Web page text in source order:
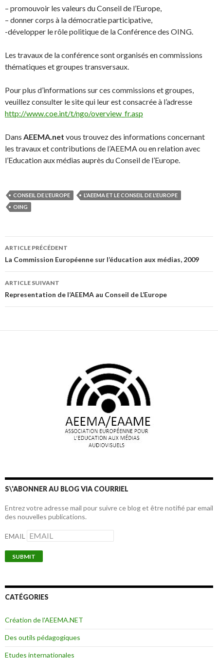
– promouvoir les valeurs du Conseil de l’Europe,
– donner corps à la démocratie participative,
-développer le rôle politique de la Conférence des OING.
Les travaux de la conférence sont organisés en commissions
thématiques et groupes transversaux.
Pour plus d’informations sur ces commissions et groupes,
veuillez consulter le site qui leur est consacrée à l’adresse
http://www.coe.int/t/ngo/overview_fr.asp
Dans AEEMA.net vous trouvez des informations concernant
les travaux et contributions de l’AEEMA ou en relation avec
l’Education aux médias auprès du Conseil de l’Europe.
CONSEIL DE L'EUROPE
L'AEEMA ET LE CONSEIL DE L'EUROPE
OING
Navigation
des
articles
ARTICLE PRÉCÉDENT
La Commission Européenne sur l’éducation aux médias, 2009
ARTICLE SUIVANT
Representation de l’AEEMA au Conseil de L’Europe
S\'ABONNER AU BLOG VIA COURRIEL
Entrez votre adresse mail pour suivre ce blog et être notifié par email
des nouvelles publications.
EMAIL
CATÉGORIES
Création de l'AEEMA.NET
Des outils pédagogiques
Etudes internationales